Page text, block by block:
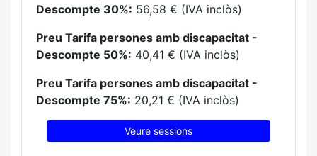
Descompte 30%: 56,58 € (IVA inclòs)
Preu Tarifa persones amb discapacitat -
Descompte 50%: 40,41 € (IVA inclòs)
Preu Tarifa persones amb discapacitat -
Descompte 75%: 20,21 € (IVA inclòs)
Veure sessions